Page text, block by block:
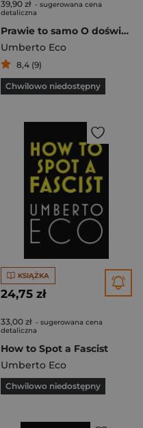
39,90 zł - sugerowana cena
detaliczna
Prawie to samo O doświadczeniu przekładu
Umberto Eco
8,4 (9)
Chwilowo niedostępny
KSIĄŻKA
24,75 zł
33,00 zł - sugerowana cena
detaliczna
How to Spot a Fascist
Umberto Eco
Chwilowo niedostępny